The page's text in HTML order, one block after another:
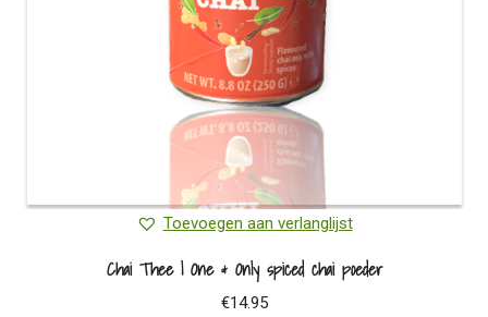
Toevoegen aan verlanglijst
Chai Thee | One & Only spiced chai poeder
€14.95